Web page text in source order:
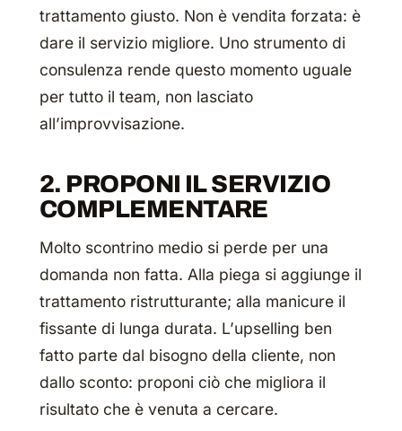
trattamento giusto. Non è vendita forzata: è
dare il servizio migliore. Uno strumento di
consulenza rende questo momento uguale
per tutto il team, non lasciato
all’improvvisazione.
2. PROPONI IL SERVIZIO
COMPLEMENTARE
Molto scontrino medio si perde per una
domanda non fatta. Alla piega si aggiunge il
trattamento ristrutturante; alla manicure il
fissante di lunga durata. L’upselling ben
fatto parte dal bisogno della cliente, non
dallo sconto: proponi ciò che migliora il
risultato che è venuta a cercare.